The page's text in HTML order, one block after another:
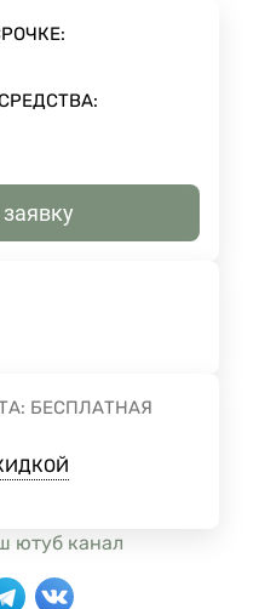
БЕСПЛАТНАЯ
ютуб канал